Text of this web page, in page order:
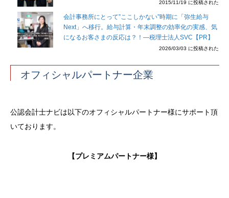
2015/11/19 に投稿された
会計事務所にとって”ここしかない”時期に「弥生給与
Next」へ移行。給与計算・年末調整の効率化の実感、気
になるお客さまの反応は？！―税理士法人SVC【PR】
2026/03/03 に投稿された
オフィシャルパートナー企業
公認会計士ナビは以下のオフィシャルパートナー様にサポート頂
いております。
【プレミアムパートナー様】